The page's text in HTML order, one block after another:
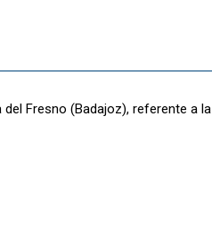
Fresno (Badajoz), referente a la